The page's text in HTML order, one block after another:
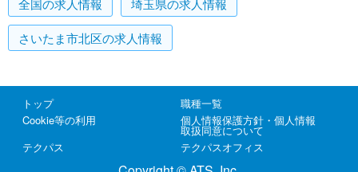
全国の求人情報 埼玉県の求人情報
さいたま市北区の求人情報
トップ
職種一覧
Cookie等の利用
個人情報保護方針・個人情報
取扱同意について
テクパス
テクパスオフィス